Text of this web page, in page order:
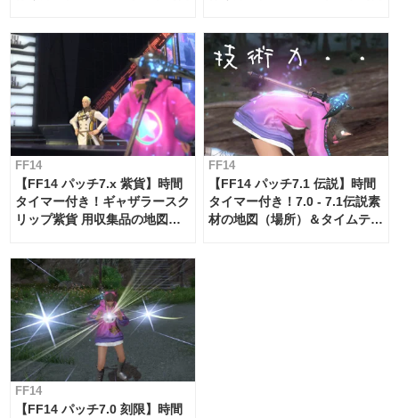
FF14
【FF14 パッチ7.x 紫貨】時間
タイマー付き！ギャザラースク
リップ紫貨 用収集品の地図
FF14
【FF14 パッチ7.1 伝説】時間
タイマー付き！7.0 - 7.1伝説素
材の地図（場所）＆タイムテー
FF14
【FF14 パッチ7.0 刻限】時間